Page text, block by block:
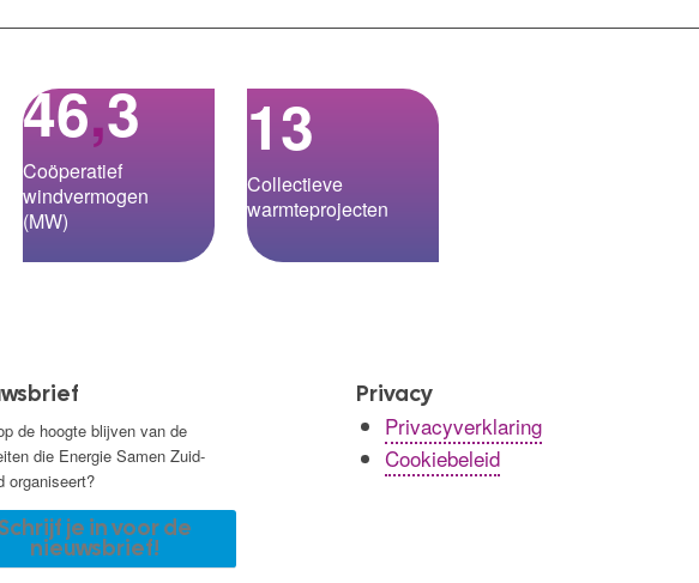
46,3
Coöperatief
windvermogen
(MW)
13
Collectieve
warmteprojecten
de hoogte blijven van de
die Energie Samen Zuid-
organiseert?
je in voor de
nieuwsbrief!
Privacy
Privacyverklaring
Cookiebeleid